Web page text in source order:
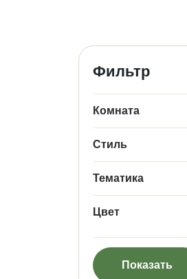
Фильтр
Комната
Стиль
Тематика
Цвет
Показать